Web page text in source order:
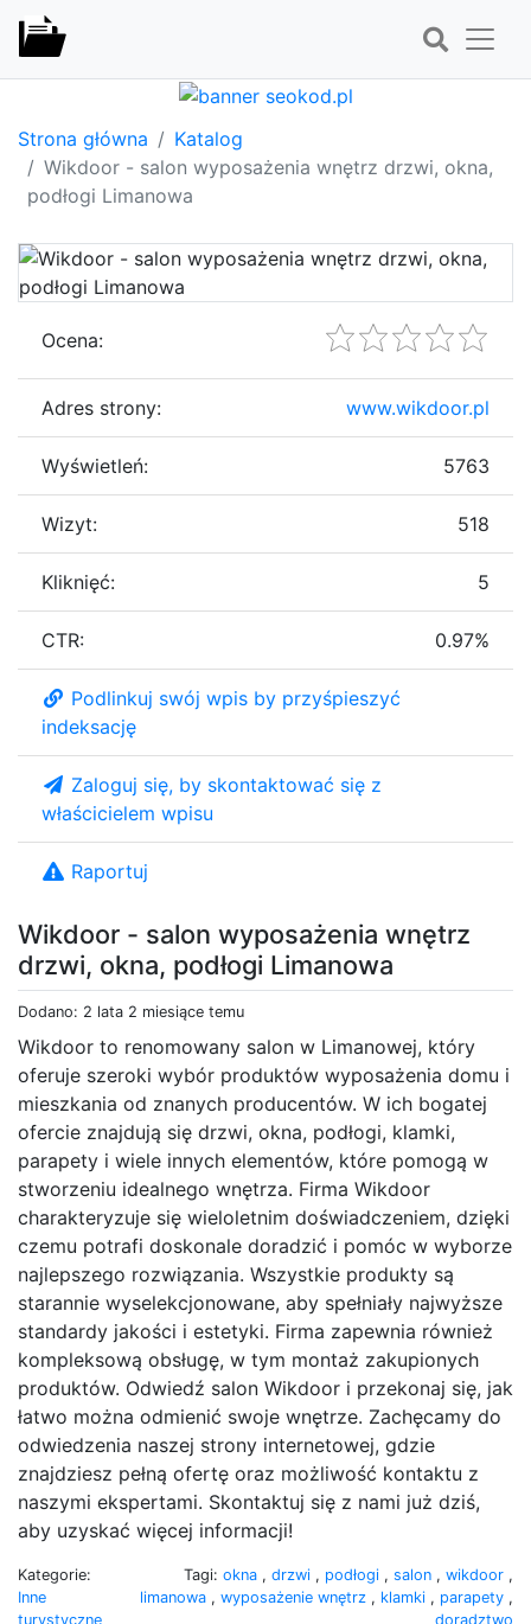
Strona główna
Katalog
Wikdoor - salon wyposażenia wnętrz drzwi, okna,
podłogi Limanowa
Wikdoor - salon wyposażenia wnętrz
drzwi, okna, podłogi Limanowa
Dodano: 2 lata 2 miesiące temu
Wikdoor to renomowany salon w Limanowej, który
oferuje szeroki wybór produktów wyposażenia domu i
mieszkania od znanych producentów. W ich bogatej
ofercie znajdują się drzwi, okna, podłogi, klamki,
parapety i wiele innych elementów, które pomogą w
stworzeniu idealnego wnętrza. Firma Wikdoor
charakteryzuje się wieloletnim doświadczeniem, dzięki
czemu potrafi doskonale doradzić i pomóc w wyborze
najlepszego rozwiązania. Wszystkie produkty są
starannie wyselekcjonowane, aby spełniały najwyższe
standardy jakości i estetyki. Firma zapewnia również
kompleksową obsługę, w tym montaż zakupionych
produktów. Odwiedź salon Wikdoor i przekonaj się, jak
łatwo można odmienić swoje wnętrze. Zachęcamy do
odwiedzenia naszej strony internetowej, gdzie
znajdziesz pełną ofertę oraz możliwość kontaktu z
naszymi ekspertami. Skontaktuj się z nami już dziś,
aby uzyskać więcej informacji!
Kategorie:
Inne
turystyczne
Tagi: okna , drzwi , podłogi , salon , wikdoor ,
limanowa , wyposażenie wnętrz , klamki , parapety ,
doradztwo
Ocena:
Adres strony: www.wikdoor.pl
Wyświetleń: 5763
Wizyt: 518
Kliknięć: 5
CTR: 0.97%
Podlinkuj swój wpis by przyśpieszyć
indeksację
Zaloguj się, by skontaktować się z
właścicielem wpisu
Raportuj